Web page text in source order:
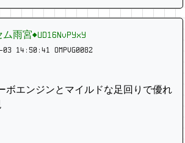
雨宮◆UD16NvPYxY
03 14:50:41 OMPVG0082
ボエンジンとマイルドな足回りで優れ